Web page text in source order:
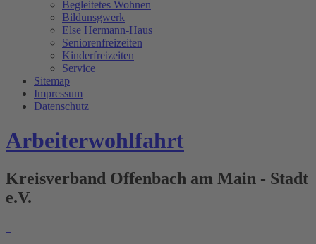
Begleitetes Wohnen
Bildunsgwerk
Else Hermann-Haus
Seniorenfreizeiten
Kinderfreizeiten
Service
Sitemap
Impressum
Datenschutz
Arbeiterwohlfahrt
Kreisverband Offenbach am Main - Stadt
e.V.